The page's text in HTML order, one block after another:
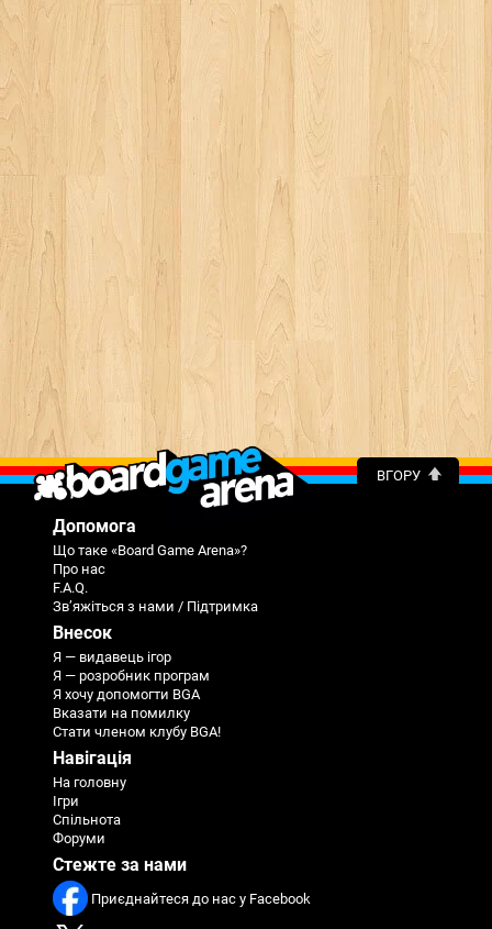
ВГОРУ
Допомога
Що таке «Board Game Arena»?
Про нас
F.A.Q.
Зв’яжіться з нами / Підтримка
Внесок
Я — видавець ігор
Я — розробник програм
Я хочу допомогти BGA
Вказати на помилку
Стати членом клубу BGA!
Навігація
На головну
Ігри
Спільнота
Форуми
Стежте за нами
Приєднайтеся до нас у Facebook